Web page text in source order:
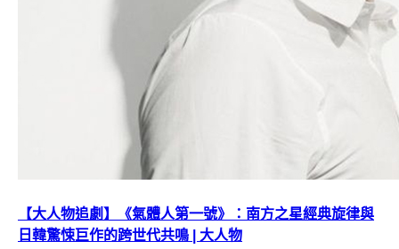
【大人物追劇】《氣體人第一號》：南方之星經典旋律與
日韓驚悚巨作的跨世代共鳴 | 大人物